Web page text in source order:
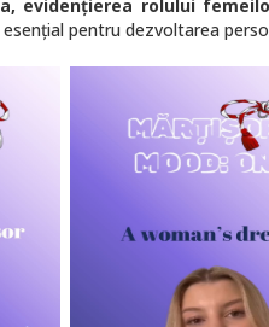
evidențierea rolului
pentru dezvoltarea